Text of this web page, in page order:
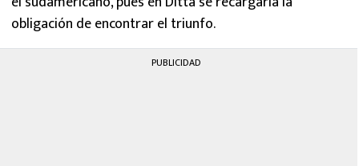
obligación de encontrar el triunfo.
PUBLICIDAD